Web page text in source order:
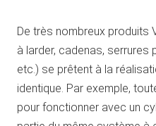
De très nombreux produits
à larder, cadenas, serrures
etc.) se prêtent à la
identique. Par exemple,
pour fonctionner avec un